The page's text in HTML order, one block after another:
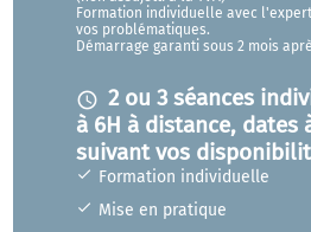
Formation individuelle
Mise en pratique
Formation individuelle avec
vos problématiques.
Démarrage garanti sous 2 mois
access_time 2 ou 3 séances
à 6H à distance, dates
suivant vos